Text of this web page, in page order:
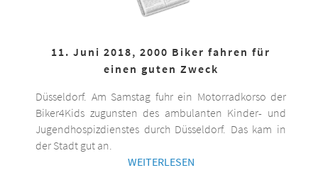
11. Juni 2018, 2000 Biker fahren für
einen guten Zweck
Düsseldorf. Am Samstag fuhr ein Motorradkorso der
Biker4Kids zugunsten des ambulanten Kinder- und
Jugendhospizdienstes durch Düsseldorf. Das kam in
der Stadt gut an.
WEITERLESEN